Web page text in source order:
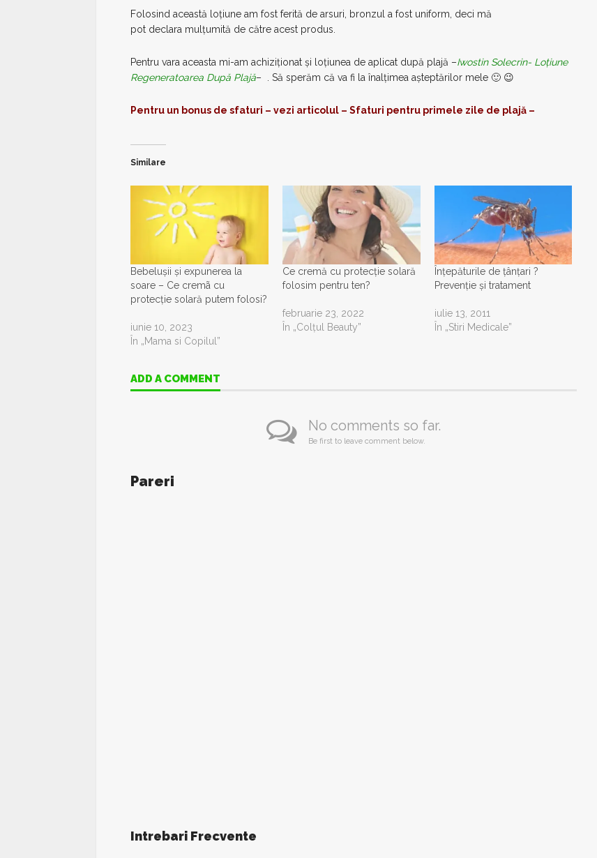
Folosind această loțiune am fost ferită de arsuri, bronzul a fost uniform, deci mă
pot declara mulțumită de către acest produs.
Pentru vara aceasta mi-am achiziționat și loțiunea de aplicat după plajă –Iwostin Solecrin- Loțiune
Regeneratoarea După Plajă– . Să sperăm că va fi la înalțimea așteptărilor mele 🙂 😉
Pentru un bonus de sfaturi – vezi articolul – Sfaturi pentru primele zile de plajă –
Similare
Bebelușii și expunerea la
soare – Ce cremã cu
protecție solară putem folosi?
iunie 10, 2023
În „Mama si Copilul”
Ce cremă cu protecție solară
folosim pentru ten?
februarie 23, 2022
În „Colţul Beauty”
Înțepăturile de țânțari ?
Prevenție și tratament
iulie 13, 2011
În „Stiri Medicale”
ADD A COMMENT
No comments so far.
Be first to leave comment below.
Pareri
Intrebari Frecvente